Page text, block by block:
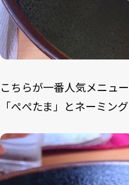
こちらが一番人気メニュ
「ぺぺたま」とネーミン